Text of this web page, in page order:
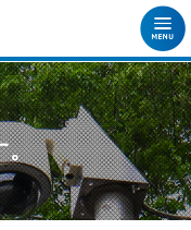
。